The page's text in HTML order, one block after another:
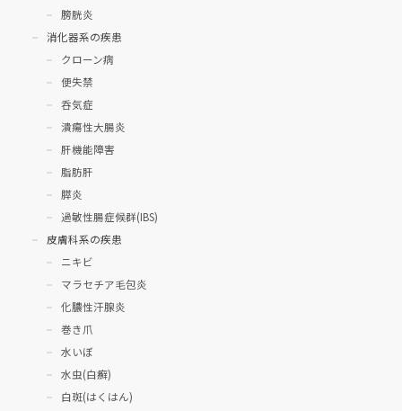
膀胱炎
消化器系の疾患
クローン病
便失禁
呑気症
潰瘍性大腸炎
肝機能障害
脂肪肝
膵炎
過敏性腸症候群(IBS)
皮膚科系の疾患
ニキビ
マラセチア毛包炎
化膿性汗腺炎
巻き爪
水いぼ
水虫(白癬)
白斑(はくはん)